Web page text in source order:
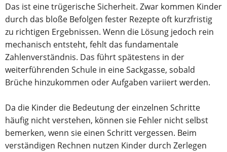
Das ist eine trügerische Sicherheit. Zwar kommen Kinder
durch das bloße Befolgen fester Rezepte oft kurzfristig
zu richtigen Ergebnissen. Wenn die Lösung jedoch rein
mechanisch entsteht, fehlt das fundamentale
Zahlenverständnis. Das führt spätestens in der
weiterführenden Schule in eine Sackgasse, sobald
Brüche hinzukommen oder Aufgaben variiert werden.
Da die Kinder die Bedeutung der einzelnen Schritte
häufig nicht verstehen, können sie Fehler nicht selbst
bemerken, wenn sie einen Schritt vergessen. Beim
verständigen Rechnen nutzen Kinder durch Zerlegen